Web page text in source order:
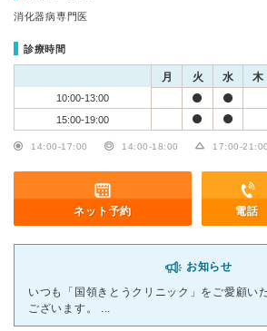
消化器病専門医
診療時間
月 火 水 木
10:00-13:00
15:00-19:00
14:00-17:00 14:00-18:00 17:00-21:00
ネット予約 電話
お知らせ
いつも「国領きとうクリニック」をご愛顧い
ございます。 ...